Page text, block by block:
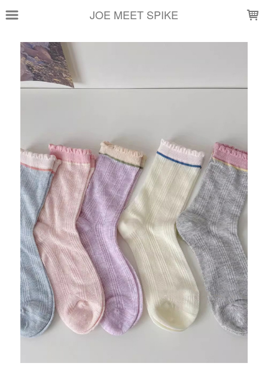
JOE MEET SPIKE